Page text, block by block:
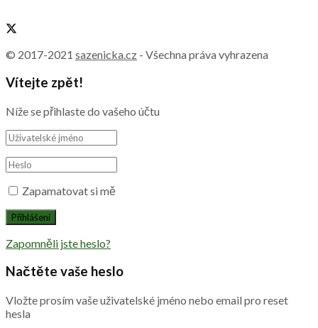
© 2017-2021 sazenicka.cz - Všechna práva vyhrazena
Vítejte zpět!
Níže se přihlaste do vašeho účtu
Zapamatovat si mě
Zapomněli jste heslo?
Načtěte vaše heslo
Vložte prosím vaše uživatelské jméno nebo email pro reset
hesla